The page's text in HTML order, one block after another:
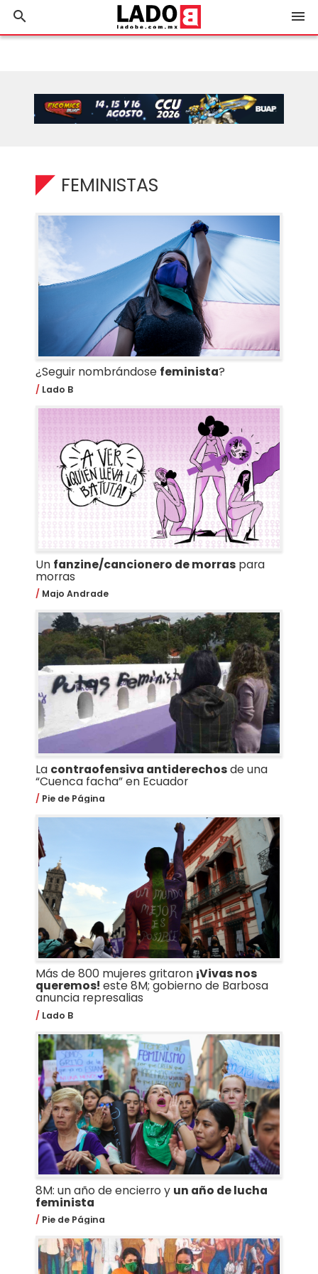
search menu
FEMINISTAS
¿Seguir nombrándose feminista?
Lado B
Un fanzine/cancionero de morraspara
morras
Majo Andrade
La contraofensiva antiderechosde una
“Cuenca facha” en Ecuador
Pie de Página
Más de 800 mujeres gritaron ¡Vivas nos
queremos! este 8M; gobierno de Barbosa
anuncia represalias
Lado B
8M: un año de encierro y un año de lucha
feminista
Pie de Página